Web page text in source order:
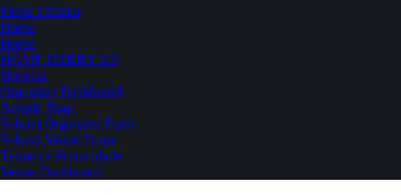
Ficha Técnica
Home
Home
HOME DERBY 2.0
Notícias
Organizer Dashboard
Sample Page
Submit Organizer Form
Submit Venue Form
Termos e Privacidade
Venue Dashboard